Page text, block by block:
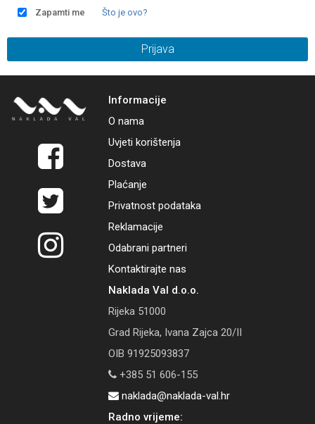
Zapamti me Što je ovo?
Prijava
Informacije
O nama
Uvjeti korištenja
Dostava
Plaćanje
Privatnost podataka
Reklamacije
Odabrani partneri
Kontaktirajte nas
Naklada Val d.o.o.
Rijeka 51000
Grad Rijeka, Ivana Zajca 20/II
OIB 91925093837
+385 51 606-155
naklada@naklada-val.hr
Radno vrijeme: